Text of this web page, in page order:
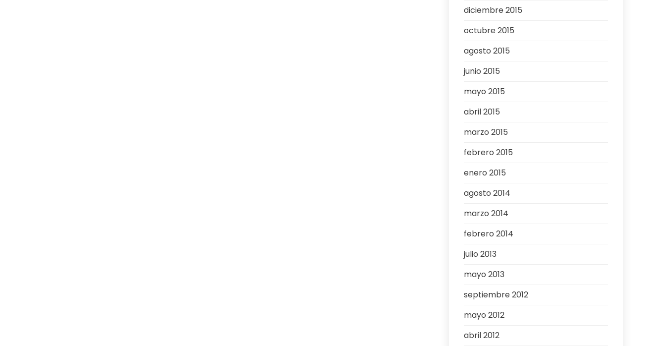
diciembre 2015
octubre 2015
agosto 2015
junio 2015
mayo 2015
abril 2015
marzo 2015
febrero 2015
enero 2015
agosto 2014
marzo 2014
febrero 2014
julio 2013
mayo 2013
septiembre 2012
mayo 2012
abril 2012